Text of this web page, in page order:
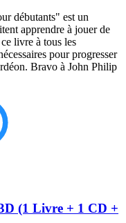
débutants" est un
apprendre à jouer de
livre à tous les
pour progresser
Bravo à John Philip
(1 Livre + 1 CD +